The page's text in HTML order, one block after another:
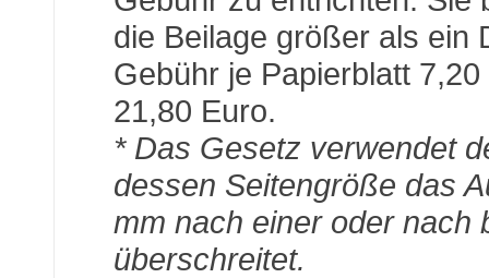
die Beilage größer als ein
Gebühr je Papierblatt
21,80 Euro.
* Das Gesetz verwendet
dessen Seitengröße das
mm nach einer oder nach
überschreitet.